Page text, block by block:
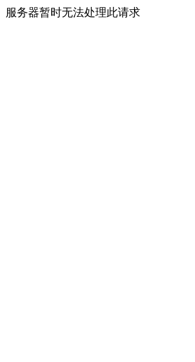
服务器暂时无法处理此请求